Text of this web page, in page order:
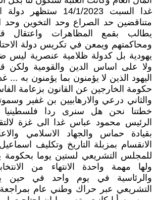
غدا السبت 14/1/2023
متناقضين حد الصراع وحد التخوين وحد
يطالب بقمع المظاهرات واعتقال
ومحاكمتهم ويمعن في تكريس دولة
يهودية بل كدولة ظلامية عنصرية
ولا على اساس الدين والقومية ولكن
اليهود الذين لا يؤمنون بما يؤمنون به
حكومة الخارجين عن القانون بزعامة
والثاني درعي والارهابيين بن غفير
خطتنا نحن هل سنرى ردا فلسطينيا
الرئيس محمود عباس غدا الى غزة
بقيادة حماس والجهاد الاسلامي
الانقسام بمزبلة التاريخ وتكليف
للمجلس التشريعي لستين يوما بحكومة
ولها مهمة واحدة الانتهاء من
والرئاسية في يوم واحد في حين
التشريعي عبر حراك وطني عام بمراجعة